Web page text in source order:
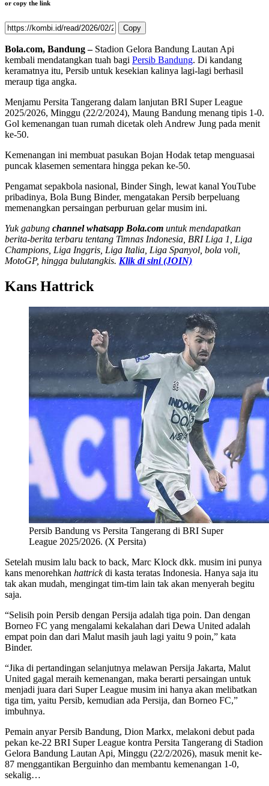
or copy the link
Copy
Bola.com, Bandung –Stadion Gelora Bandung Lautan Api
kembali mendatangkan tuah bagi Persib Bandung. Di kandang
keramatnya itu, Persib untuk kesekian kalinya lagi-lagi berhasil
meraup tiga angka.
Menjamu Persita Tangerang dalam lanjutan BRI Super League
2025/2026, Minggu (22/2/2024), Maung Bandung menang tipis 1-0.
Gol kemenangan tuan rumah dicetak oleh Andrew Jung pada menit
ke-50.
Kemenangan ini membuat pasukan Bojan Hodak tetap menguasai
puncak klasemen sementara hingga pekan ke-50.
Pengamat sepakbola nasional, Binder Singh, lewat kanal YouTube
pribadinya, Bola Bung Binder, mengatakan Persib berpeluang
memenangkan persaingan perburuan gelar musim ini.
Yuk gabung channel whatsapp Bola.com untuk mendapatkan
berita-berita terbaru tentang Timnas Indonesia, BRI Liga 1, Liga
Champions, Liga Inggris, Liga Italia, Liga Spanyol, bola voli,
MotoGP, hingga bulutangkis. Klik di sini (JOIN)
Kans Hattrick
Persib Bandung vs Persita Tangerang di BRI Super
League 2025/2026. (X Persita)
Setelah musim lalu back to back, Marc Klock dkk. musim ini punya
kans menorehkan hattrickdi kasta teratas Indonesia. Hanya saja itu
tak akan mudah, mengingat tim-tim lain tak akan menyerah begitu
saja.
“Selisih poin Persib dengan Persija adalah tiga poin. Dan dengan
Borneo FC yang mengalami kekalahan dari Dewa United adalah
empat poin dan dari Malut masih jauh lagi yaitu 9 poin,” kata
Binder.
“Jika di pertandingan selanjutnya melawan Persija Jakarta, Malut
United gagal meraih kemenangan, maka berarti persaingan untuk
menjadi juara dari Super League musim ini hanya akan melibatkan
tiga tim, yaitu Persib, kemudian ada Persija, dan Borneo FC,”
imbuhnya.
Pemain anyar Persib Bandung, Dion Markx, melakoni debut pada
pekan ke-22 BRI Super League kontra Persita Tangerang di Stadion
Gelora Bandung Lautan Api, Minggu (22/2/2026), masuk menit ke-
87 menggantikan Berguinho dan membantu kemenangan 1-0,
sekalig…